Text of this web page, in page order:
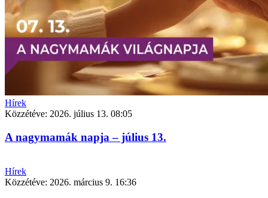
Hírek
Közzétéve: 2026. július 13. 08:05
A nagymamák napja – július 13.
Hírek
Közzétéve: 2026. március 9. 16:36